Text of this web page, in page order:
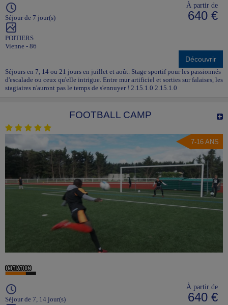
Séjour de 7 jour(s)
POITIERS
Vienne - 86
À partir de
640 €
Découvrir
Séjours en 7, 14 ou 21 jours en juillet et août. Stage sportif pour les passionnés
d'escalade ou ceux qu'elle intrigue. Entre mur artificiel et sorties sur falaises, les
stagiaires n'auront pas le temps de s'ennuyer ! 2.15.1.0 2.15.1.0
FOOTBALL CAMP
7-16 ANS
Séjour de 7, 14 jour(s)
À partir de
640 €